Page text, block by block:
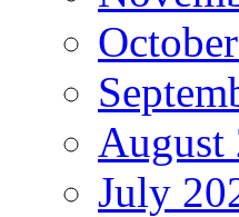
August
July